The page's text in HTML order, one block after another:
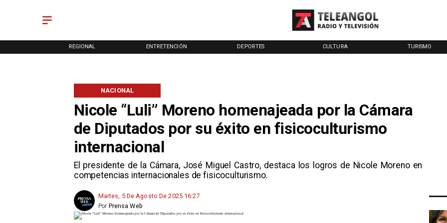
REGIONAL ENTRETENCIÓN DEPORTES CULTURA TURISMO
Nicole “Luli” Moreno homenajeada por la Cámara
de Diputados por su éxito en fisicoculturismo
internacional
El presidente de la Cámara, José Miguel Castro, destaca los logros de Nicole Moreno en
competencias internacionales de fisicoculturismo.
NACIONAL
Martes, 5 De Agosto De 2025 16:27
Prensa Web
Por